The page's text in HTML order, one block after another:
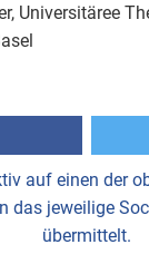
Universitäree
auf einen der
das jeweilige
übermittelt.